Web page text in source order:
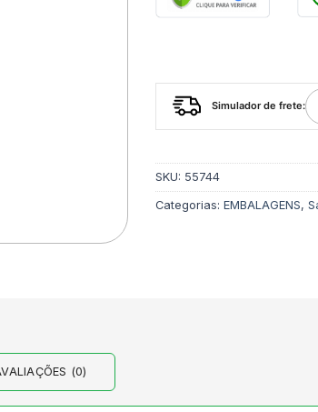
Simulador de frete:
SKU: 55744
Categorias: EMBALAGENS,
(0)